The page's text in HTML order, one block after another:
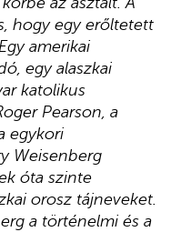
hogy egy erőltetett
amerikai
egy alaszkai
katolikus
Pearson, a
egykori
Weisenberg
óta szinte
orosz tájneveket.
a történelmi és a